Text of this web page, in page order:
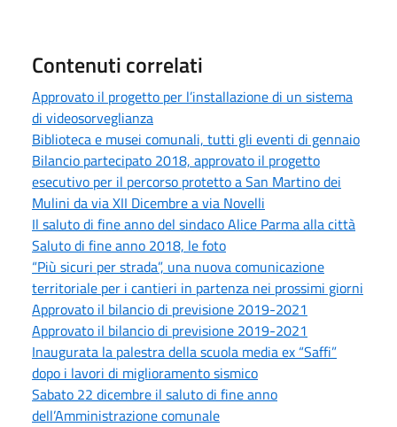
Contenuti correlati
Approvato il progetto per l’installazione di un sistema
di videosorveglianza
Biblioteca e musei comunali, tutti gli eventi di gennaio
Bilancio partecipato 2018, approvato il progetto
esecutivo per il percorso protetto a San Martino dei
Mulini da via XII Dicembre a via Novelli
Il saluto di fine anno del sindaco Alice Parma alla città
Saluto di fine anno 2018, le foto
“Più sicuri per strada”, una nuova comunicazione
territoriale per i cantieri in partenza nei prossimi giorni
Approvato il bilancio di previsione 2019-2021
Approvato il bilancio di previsione 2019-2021
Inaugurata la palestra della scuola media ex “Saffi”
dopo i lavori di miglioramento sismico
Sabato 22 dicembre il saluto di fine anno
dell’Amministrazione comunale